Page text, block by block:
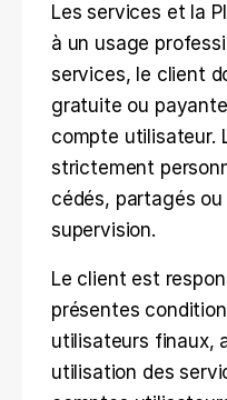
Les services et la
à un usage
services, le client
gratuite ou
compte utilisateur.
strictement
cédés, partagés
supervision.
Le client est
présentes
utilisateurs finaux,
utilisation des